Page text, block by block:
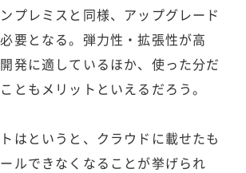
プレミスと同様、アップグレード
要となる。弾力性・拡張性が高
発に適しているほか、使った分だ
ともメリットといえるだろう。
はというと、クラウドに載せたも
ルできなくなることが挙げられ